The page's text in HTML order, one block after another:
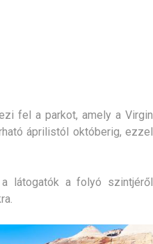
fel a parkot, amely a Virgin
áprilistól októberig, ezzel
látogatók a folyó szintjéről